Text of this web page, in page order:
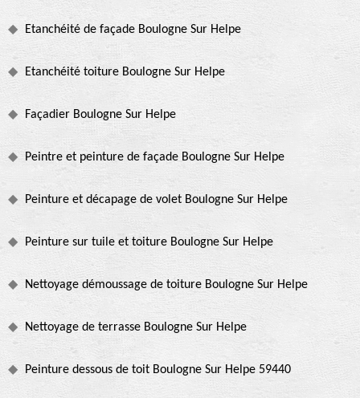
Etanchéité de façade Boulogne Sur Helpe
Etanchéité toiture Boulogne Sur Helpe
Façadier Boulogne Sur Helpe
Peintre et peinture de façade Boulogne Sur Helpe
Peinture et décapage de volet Boulogne Sur Helpe
Peinture sur tuile et toiture Boulogne Sur Helpe
Nettoyage démoussage de toiture Boulogne Sur Helpe
Nettoyage de terrasse Boulogne Sur Helpe
Peinture dessous de toit Boulogne Sur Helpe 59440